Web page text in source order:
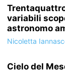
variabili
astronomo
Nicoletta
Cielo del